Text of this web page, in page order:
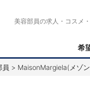
美容部員の求人・コスメ
希
員 > MaisonMargiela(メゾ